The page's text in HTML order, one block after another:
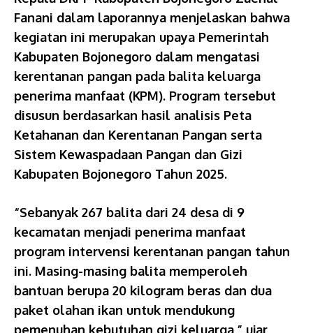
Fanani dalam laporannya menjelaskan bahwa
kegiatan ini merupakan upaya Pemerintah
Kabupaten Bojonegoro dalam mengatasi
kerentanan pangan pada balita keluarga
penerima manfaat (KPM). Program tersebut
disusun berdasarkan hasil analisis Peta
Ketahanan dan Kerentanan Pangan serta
Sistem Kewaspadaan Pangan dan Gizi
Kabupaten Bojonegoro Tahun 2025.
“Sebanyak 267 balita dari 24 desa di 9
kecamatan menjadi penerima manfaat
program intervensi kerentanan pangan tahun
ini. Masing-masing balita memperoleh
bantuan berupa 20 kilogram beras dan dua
paket olahan ikan untuk mendukung
pemenuhan kebutuhan gizi keluarga,” ujar